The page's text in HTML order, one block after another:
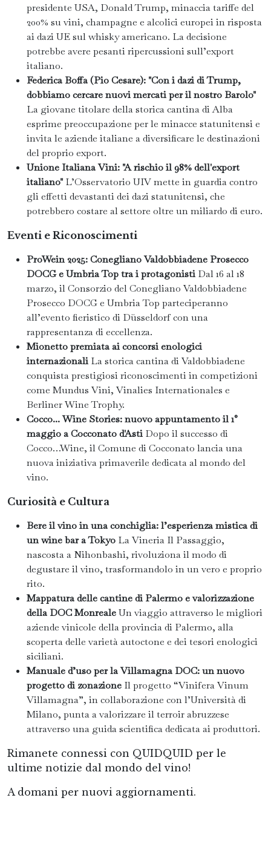
presidente USA, Donald Trump, minaccia tariffe del
200% su vini, champagne e alcolici europei in risposta
ai dazi UE sul whisky americano. La decisione
potrebbe avere pesanti ripercussioni sull’export
italiano.
Federica Boffa (Pio Cesare): "Con i dazi di Trump,
dobbiamo cercare nuovi mercati per il nostro Barolo"
La giovane titolare della storica cantina di Alba
esprime preoccupazione per le minacce statunitensi e
invita le aziende italiane a diversificare le destinazioni
del proprio export.
Unione Italiana Vini: "A rischio il 98% dell'export
italiano" L’Osservatorio UIV mette in guardia contro
gli effetti devastanti dei dazi statunitensi, che
potrebbero costare al settore oltre un miliardo di euro.
Eventi e Riconoscimenti
ProWein 2025: Conegliano Valdobbiadene Prosecco
DOCG e Umbria Top tra i protagonistiDal 16 al 18
marzo, il Consorzio del Conegliano Valdobbiadene
Prosecco DOCG e Umbria Top parteciperanno
all’evento fieristico di Düsseldorf con una
rappresentanza di eccellenza.
Mionetto premiata ai concorsi enologici
internazionaliLa storica cantina di Valdobbiadene
conquista prestigiosi riconoscimenti in competizioni
come Mundus Vini, Vinalies Internationales e
Berliner Wine Trophy.
Cocco... Wine Stories: nuovo appuntamento il 1°
maggio a Cocconato d'AstiDopo il successo di
Cocco…Wine, il Comune di Cocconato lancia una
nuova iniziativa primaverile dedicata al mondo del
vino.
Curiosità e Cultura
Bere il vino in una conchiglia: l’esperienza mistica di
un wine bar a Tokyo La Vineria Il Passaggio,
nascosta a Nihonbashi, rivoluziona il modo di
degustare il vino, trasformandolo in un vero e proprio
rito.
Mappatura delle cantine di Palermo e valorizzazione
della DOC MonrealeUn viaggio attraverso le migliori
aziende vinicole della provincia di Palermo, alla
scoperta delle varietà autoctone e dei tesori enologici
siciliani.
Manuale d’uso per la Villamagna DOC: un nuovo
progetto di zonazione Il progetto “Vinifera Vinum
Villamagna”, in collaborazione con l’Università di
Milano, punta a valorizzare il terroir abruzzese
attraverso una guida scientifica dedicata ai produttori.
Rimanete connessi con QUIDQUID per le
ultime notizie dal mondo del vino!
A domani per nuovi aggiornamenti.